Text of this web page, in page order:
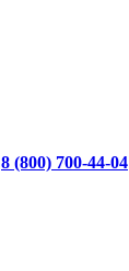
8 (800) 700-44-04